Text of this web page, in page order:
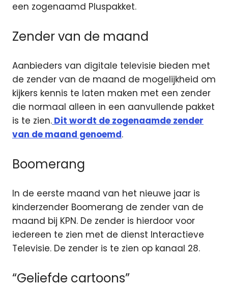
een zogenaamd Pluspakket.
Zender van de maand
Aanbieders van digitale televisie bieden met
de zender van de maand de mogelijkheid om
kijkers kennis te laten maken met een zender
die normaal alleen in een aanvullende pakket
is te zien. Dit wordt de zogenaamde zender
van de maand genoemd.
Boomerang
In de eerste maand van het nieuwe jaar is
kinderzender Boomerang de zender van de
maand bij KPN. De zender is hierdoor voor
iedereen te zien met de dienst Interactieve
Televisie. De zender is te zien op kanaal 28.
“Geliefde cartoons”